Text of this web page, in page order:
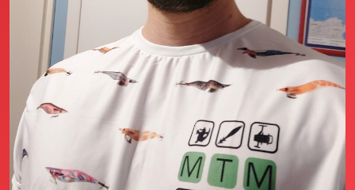
Agenzia matrimoniale Club di Più
Love Notebook
Il libro Donna di Cuori
Quanto costa Club di Più
Love Academy
Domande Frequenti
Impegno Sociale
Le nostre sedi